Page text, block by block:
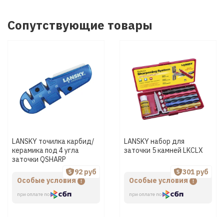
Сопутствующие товары
LANSKY точилка карбид/
керамика под 4 угла
заточки QSHARP
Особые условия
при оплате по
92 руб
LANSKY набор для
заточки 5 камней LKCLX
Особые условия
при оплате по
301 руб